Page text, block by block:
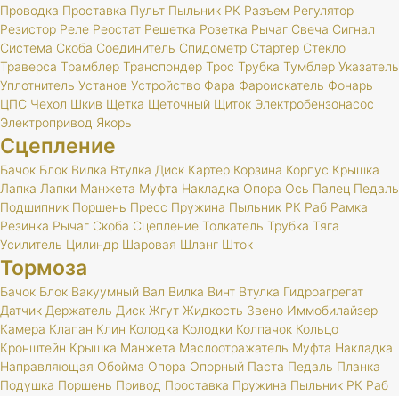
Проводка Проставка Пульт Пыльник РК Разъем Регулятор
Резистор Реле Реостат Решетка Розетка Рычаг Свеча Сигнал
Система Скоба Соединитель Спидометр Стартер Стекло
Траверса Трамблер Транспондер Трос Трубка Тумблер Указатель
Уплотнитель Установ Устройство Фара Фароискатель Фонарь
ЦПС Чехол Шкив Щетка Щеточный Щиток Электробензонасос
Электропривод Якорь
Сцепление
Бачок Блок Вилка Втулка Диск Картер Корзина Корпус Крышка
Лапка Лапки Манжета Муфта Накладка Опора Ось Палец Педаль
Подшипник Поршень Пресс Пружина Пыльник РК Раб Рамка
Резинка Рычаг Скоба Сцепление Толкатель Трубка Тяга
Усилитель Цилиндр Шаровая Шланг Шток
Тормоза
Бачок Блок Вакуумный Вал Вилка Винт Втулка Гидроагрегат
Датчик Держатель Диск Жгут Жидкость Звено Иммобилайзер
Камера Клапан Клин Колодка Колодки Колпачок Кольцо
Кронштейн Крышка Манжета Маслоотражатель Муфта Накладка
Направляющая Обойма Опора Опорный Паста Педаль Планка
Подушка Поршень Привод Проставка Пружина Пыльник РК Раб